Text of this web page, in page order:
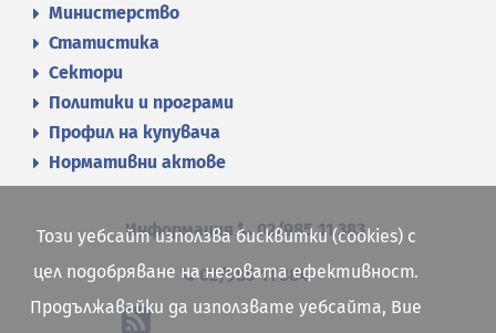
Министерство
Статистика
Сектори
Политики и програми
Профил на купувача
Нормативни актове
Информация 02/985 11 383
02/985 11 384
Този уебсайт използва бисквитки (cookies) с
цел подобряване на неговата ефективност.
Продължавайки да използвате уебсайта, Вие